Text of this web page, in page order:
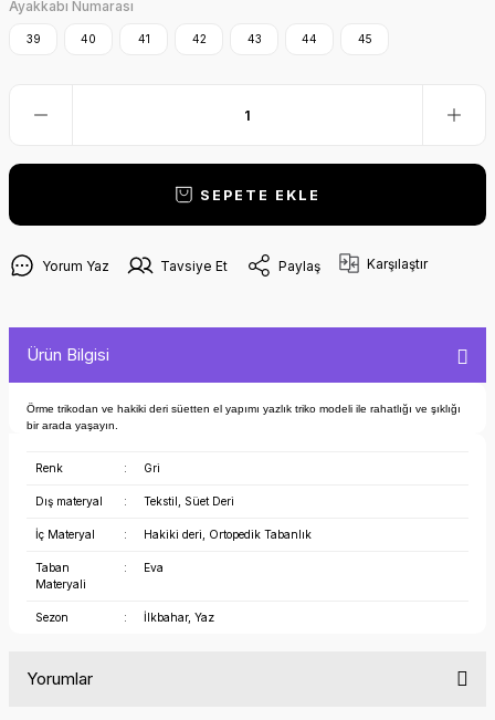
Ayakkabı Numarası
39 40 41 42 43 44 45
SEPETE EKLE
Yorum Yaz Tavsiye Et Paylaş Karşılaştır
Ürün Bilgisi
Örme trikodan ve hakiki deri süetten el yapımı yazlık triko modeli ile rahatlığı ve şıklığı
bir arada yaşayın.
Renk : Gri
Dış materyal : Tekstil, Süet Deri
İç Materyal : Hakiki deri, Ortopedik Tabanlık
Taban
Materyali
: Eva
Sezon : İlkbahar, Yaz
Yorumlar